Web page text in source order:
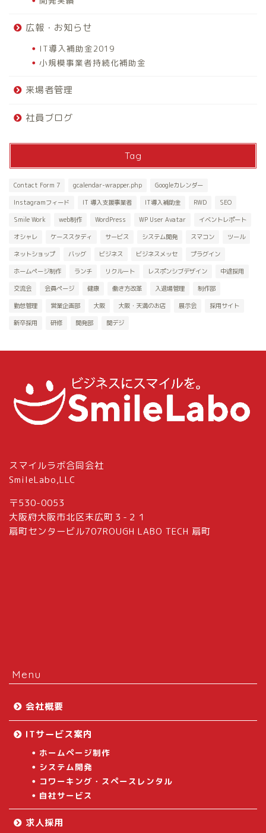
広報・お知らせ
IT導入補助金2019
小規模事業者持続化補助金
来場者管理
社員ブログ
Tag
Contact Form 7 gcalendar-wrapper.php Googleカレンダー
Instagramフィード IT 導入支援事業者 IT導入補助金 RWD SEO
Smile Work web制作 WordPress WP User Avatar イベントレポート
オシャレ ケーススタディ サービス システム開発 スマコン ツール
ネットショップ バッグ ビジネス ビジネスメッセ プラグイン
ホームページ制作 ランチ リクルート レスポンシブデザイン 中途採用
交流会 会員ページ 健康 働き方改革 入退場管理 制作部
勤怠管理 営業企画部 大阪 大阪・天満のお店 展示会 採用サイト
新卒採用 研修 開発部 関デジ
スマイルラボ合同会社
SmileLabo,LLC
〒530-0053
大阪府大阪市北区末広町３-２１
扇町センタービル707ROUGH LABO TECH 扇町
Menu
会社概要
ITサービス案内
ホームページ制作
システム開発
コワーキング・スペースレンタル
自社サービス
求人採用